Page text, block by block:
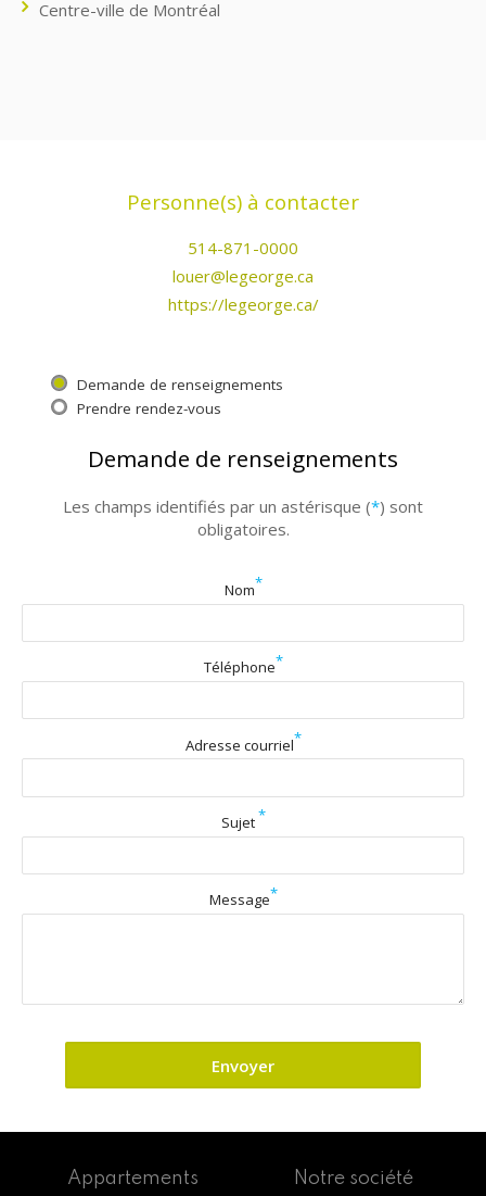
Centre-ville de Montréal
Personne(s) à contacter
514-871-0000
louer@legeorge.ca
https://legeorge.ca/
Demande de renseignements
Prendre rendez-vous
Demande de renseignements
Les champs identifiés par un astérisque (*) sont
obligatoires.
Nom*
Téléphone*
Adresse courriel*
Sujet*
Message*
Appartements
Notre société